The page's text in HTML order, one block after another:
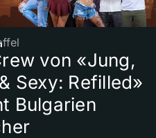
von «Jung,
Sexy: Refilled»
Bulgarien